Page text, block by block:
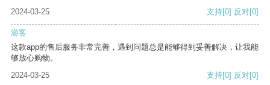
2024-03-25
支持[0] 反对[0]
游客
这款app的售后服务非常完善，遇到问题总是能够得到妥善解决，让我能
够放心购物。
2024-03-25
支持[0] 反对[0]